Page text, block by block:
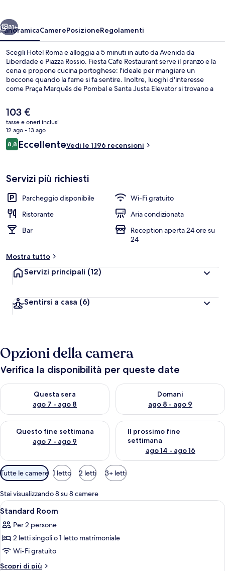
Avanti
81+
PanoramicaCamerePosizioneRegolamenti
Scegli Hotel Roma e alloggia a 5 minuti in auto da Avenida da
Liberdade e Piazza Rossio. Fiesta Cafe Restaurant serve il pranzo e la
cena e propone cucina portoghese: l'ideale per mangiare un
boccone quando la fame si fa sentire. Inoltre, luoghi d'interesse
come Praça Marquês de Pombal e Santa Justa Elevator si trovano a
per i mezzi pubblici: Stazione di Roma si trova a 4 min e Stazione di
Areeiro a 10 min.
Il
prezzo
attuale
è
103 €
103 €
tasse e oneri inclusi
12 ago - 13 ago
Recensioni
8,88,8 su 10
EccellenteVedi le 1.196 recensioni
Servizi più richiesti
Parcheggio disponibile
Wi-Fi gratuito
Ristorante
Aria condizionata
Bar
Reception aperta 24 ore su
24
Mostra tutto
Servizi principali (12)
Sentirsi a casa (6)
Opzioni della camera
Verifica la disponibilità per queste date
Questa sera
ago 7 - ago 8
Verifica la disponibilità per questa sera, ago 7 - ago 8
Domani
ago 8 - ago 9
Verifica la disponibilità per
Questo fine settimana
ago 7 - ago 9
Verifica la disponibilità per questo fine settimana, ago 7 - ago
Il prossimo fine
settimana
ago 14 - ago 16
Verifica la disponibilità per il
Filtri
disponibili
per
le
camere
Tutte le camere 1 letto 2 letti 3+ letti
Stai visualizzando 8 su 8 camere
Apri
tutte
le
foto
per
Standard
Un letto matrimoniale con
3
Standard Room
Per 2 persone
2 letti singoli o 1 letto matrimoniale
Wi-Fi gratuito
Scopri di più
Altri